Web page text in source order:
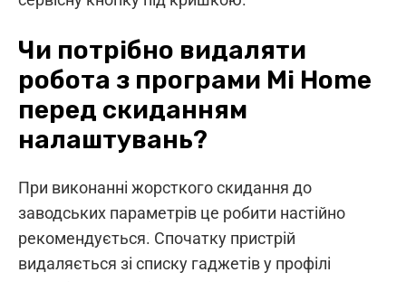
Чи потрібно видаляти
робота з програми Mi Home
перед скиданням
налаштувань?
При виконанні жорсткого скидання до
заводських параметрів це робити настійно
рекомендується. Спочатку пристрій
видаляється зі списку гаджетів у профілі